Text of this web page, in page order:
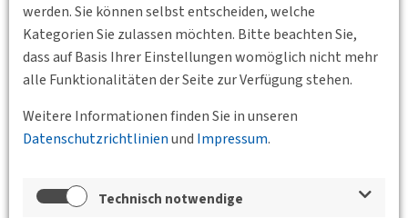
werden. Sie können selbst entscheiden, welche
Kategorien Sie zulassen möchten. Bitte beachten Sie,
dass auf Basis Ihrer Einstellungen womöglich nicht mehr
alle Funktionalitäten der Seite zur Verfügung stehen.
Weitere Informationen finden Sie in unseren
Datenschutzrichtlinienund Impressum.
Technisch notwendige
23.02.2015 17:30 - 19:30
Verband Region Stuttgart, Kronenstraße 25,
70173 Stuttgart
SPNV-Ausschreibungen:
Fahrzeugfinanzierungsmodelle in Baden-
Die Ausschreibungen im SPNV entwickeln sich immer
mehr zu einem „Wettbewerb um die Bieter“.